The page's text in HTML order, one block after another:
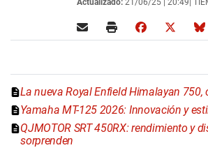
Actualizado: 21/06/25 | 20:49 |
La nueva Royal Enfield Himalayan 750,
Yamaha MT-125 2026: Innovación y
QJMOTOR SRT 450RX: rendimiento y
sorprenden